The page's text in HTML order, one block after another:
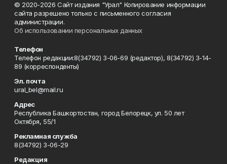
© 2020-2026 Сайт издания "Урал" Копирование информации
сайта разрешено только с письменного согласия
администрации.
Об использовании персональных данных
Телефон
Телефон редакции:8(34792) 3-06-69 (редактор), 8(34792) 3-14-
89 (корреспонденты)
Эл. почта
ural_bel@mail.ru
Адрес
Республика Башкортостан, город Белорецк, ул. 50 лет
Октября, 55/1
Рекламная служба
8(34792) 3-06-29
Редакция